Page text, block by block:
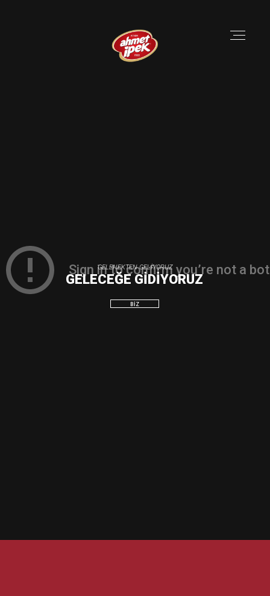
GELENEKTEN GELİYORUZ
GELECEĞE GİDİYORUZ
BİZ